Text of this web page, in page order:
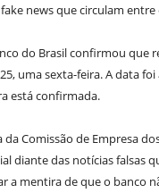
news que circulam
do Brasil confirmou que
uma sexta-feira. A data
está confirmada.
Comissão de Empresa
diante das notícias falsas
a mentira de que o banco